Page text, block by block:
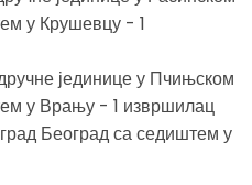
у Крушевцу - 1
јединице у Пчињском
у Врању - 1 извршилац
Београд са седиштем у